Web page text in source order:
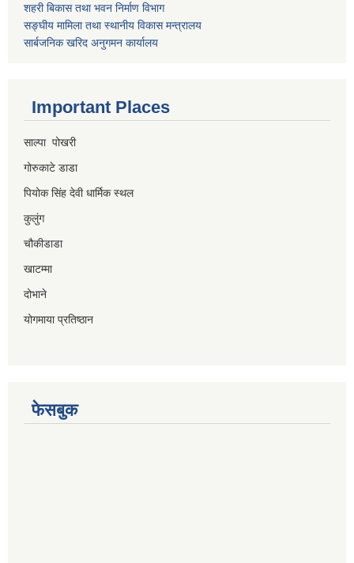
शहरी बिकास तथा भवन निर्माण विभाग
सङ्घीय मामिला तथा स्थानीय विकास मन्त्रालय
सार्बजनिक खरिद अनुगमन कार्यालय
Important Places
साल्पा पोखरी
गोरुकाटे डाडा
पियोक सिंह देवी धार्मिक स्थल
कुलुंग
चौकीडाडा
खाटम्मा
दोभाने
योगमाया प्रतिष्ठान
फेसबुक